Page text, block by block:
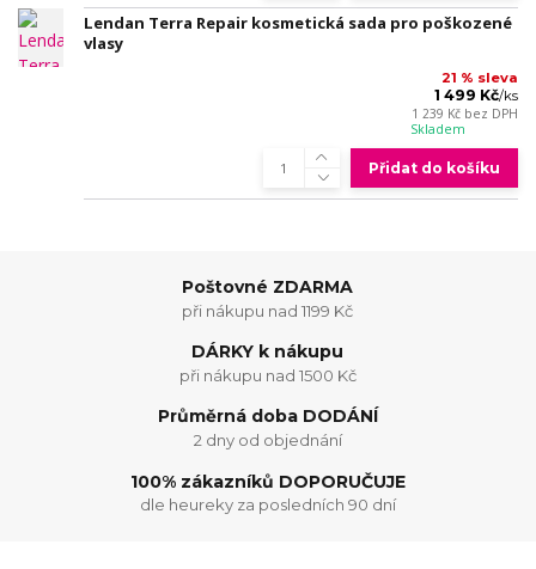
Lendan Terra Repair kosmetická sada pro poškozené
vlasy
21 % sleva
1 499 Kč/ks
1 239 Kč bez DPH
Skladem
Přidat do košíku
Poštovné ZDARMA
při nákupu nad 1199 Kč
DÁRKY k nákupu
při nákupu nad 1500 Kč
Průměrná doba DODÁNÍ
2 dny od objednání
100% zákazníků DOPORUČUJE
dle heureky za posledních 90 dní